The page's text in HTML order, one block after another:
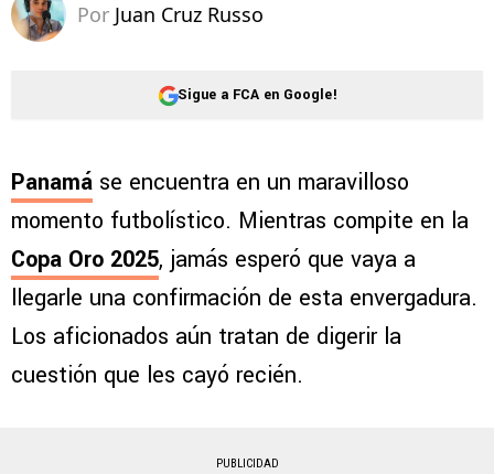
Por Juan Cruz Russo
Sigue a FCA en Google!
Panamá se encuentra en un maravilloso
momento futbolístico. Mientras compite en la
Copa Oro 2025, jamás esperó que vaya a
llegarle una confirmación de esta envergadura.
Los aficionados aún tratan de digerir la
cuestión que les cayó recién.
PUBLICIDAD